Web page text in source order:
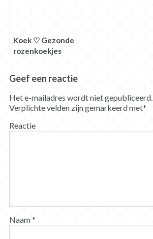
Koek ♡ Gezonde
rozenkoekjes
Geef een reactie
Het e-mailadres wordt niet gepubliceerd.
Verplichte velden zijn gemarkeerd met*
Reactie
Naam*